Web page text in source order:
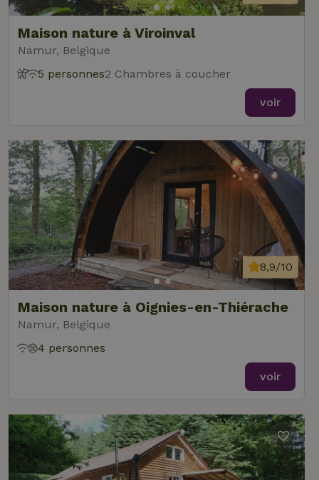
Maison nature à Viroinval
Namur, Belgique
5 personnes2 Chambres à coucher
voir
Maison nature à Oignies-en-Thiérache
Namur, Belgique
8,9/10
4 personnes
voir